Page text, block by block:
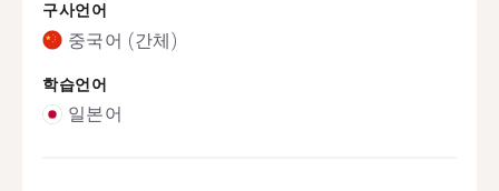
구사언어
중국어 (간체)
학습언어
일본어